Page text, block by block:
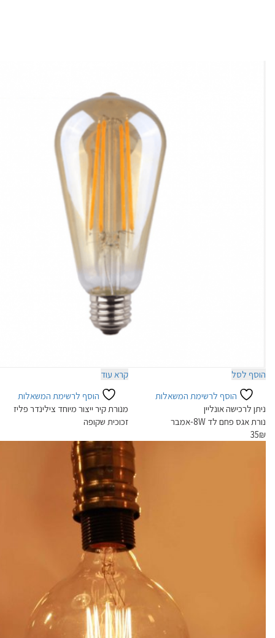
קרא עוד
הוסף לרשימת המשאלות
מנורת קיר ייצור מיוחד צילינדר פליז
זכוכית שקופה
הוסף לסל
הוסף לרשימת המשאלות
ניתן לרכישה אונליין
נורת אגס פחם לד 8W-אמבר
35₪